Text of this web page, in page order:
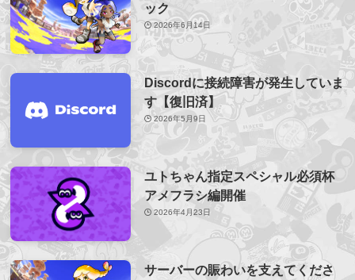
ック
2026年6月14日
Discordに接続障害が発生していま
す【復旧済】
2026年5月9日
ユトちゃん指定スペシャル必須杯
アメフラシ編開催
2026年4月23日
サーバーの賑わいを支えてくださ